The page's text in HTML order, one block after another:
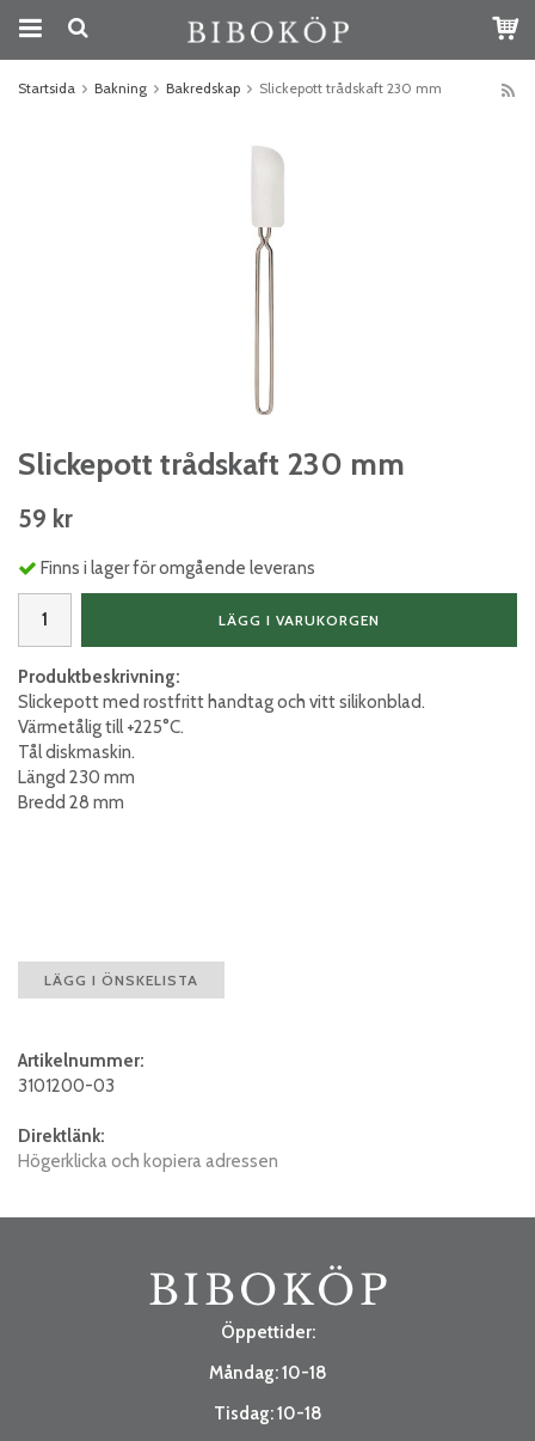
Startsida Bakning Bakredskap Slickepott trådskaft 230 mm
Slickepott trådskaft 230 mm
59 kr
Finns i lager för omgående leverans
LÄGG I VARUKORGEN
Produktbeskrivning:
Slickepott med rostfritt handtag och vitt silikonblad.
Värmetålig till +225°C.
Tål diskmaskin.
Längd 230 mm
Bredd 28 mm
LÄGG I ÖNSKELISTA
Artikelnummer:
3101200-03
Direktlänk:
Högerklicka och kopiera adressen
Öppettider:
Måndag: 10-18
Tisdag: 10-18